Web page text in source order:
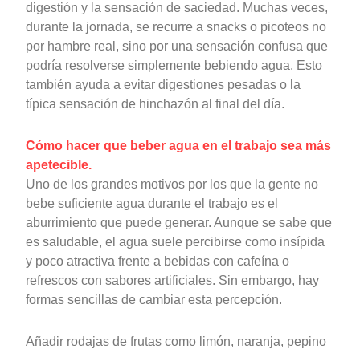
digestión y la sensación de saciedad. Muchas veces,
durante la jornada, se recurre a snacks o picoteos no
por hambre real, sino por una sensación confusa que
podría resolverse simplemente bebiendo agua. Esto
también ayuda a evitar digestiones pesadas o la
típica sensación de hinchazón al final del día.
Cómo hacer que beber agua en el trabajo sea más
apetecible.
Uno de los grandes motivos por los que la gente no
bebe suficiente agua durante el trabajo es el
aburrimiento que puede generar. Aunque se sabe que
es saludable, el agua suele percibirse como insípida
y poco atractiva frente a bebidas con cafeína o
refrescos con sabores artificiales. Sin embargo, hay
formas sencillas de cambiar esta percepción.
Añadir rodajas de frutas como limón, naranja, pepino